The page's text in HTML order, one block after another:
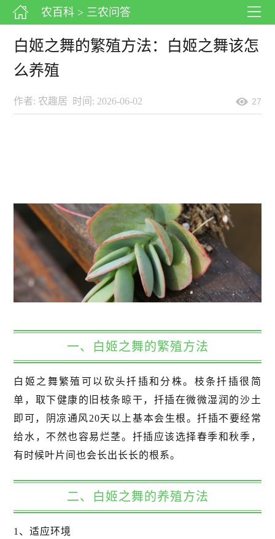
农百科 > 三农问答
白姬之舞的繁殖方法：白姬之舞该怎
么养殖
作者: 农趣居 时间: 2026-06-02 27
一、白姬之舞的繁殖方法
白姬之舞繁殖可以砍头扦插和分株。枝条扦插很简
单，取下健康的旧枝条晾干，扦插在微微湿润的沙土
即可，阴凉通风20天以上基本会生根。扦插不要经常
给水，不然也容易烂茎。扦插应该选择春季和秋季，
有时候叶片间也会长出长长的根系。
二、白姬之舞的养殖方法
1、适应环境